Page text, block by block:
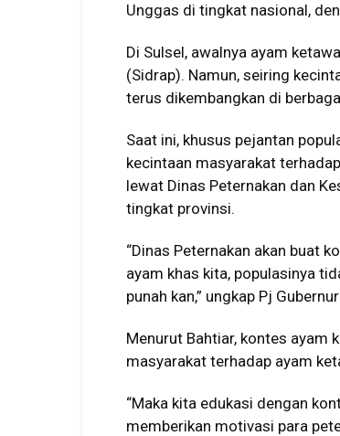
Unggas di tingkat nasional,
Di Sulsel, awalnya ayam
(Sidrap). Namun, seiring
terus dikembangkan di
Saat ini, khusus pejantan
kecintaan masyarakat
lewat Dinas Peternakan dan
tingkat provinsi.
“Dinas Peternakan akan buat
ayam khas kita, populasinya
punah kan,” ungkap Pj
Menurut Bahtiar, kontes ayam
masyarakat terhadap ayam
“Maka kita edukasi dengan
memberikan motivasi para